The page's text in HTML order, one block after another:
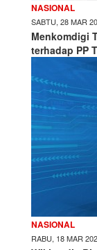
NASIONAL
SABTU, 28 MAR
Menkomdigi
terhadap PP
NASIONAL
RABU, 18 MAR